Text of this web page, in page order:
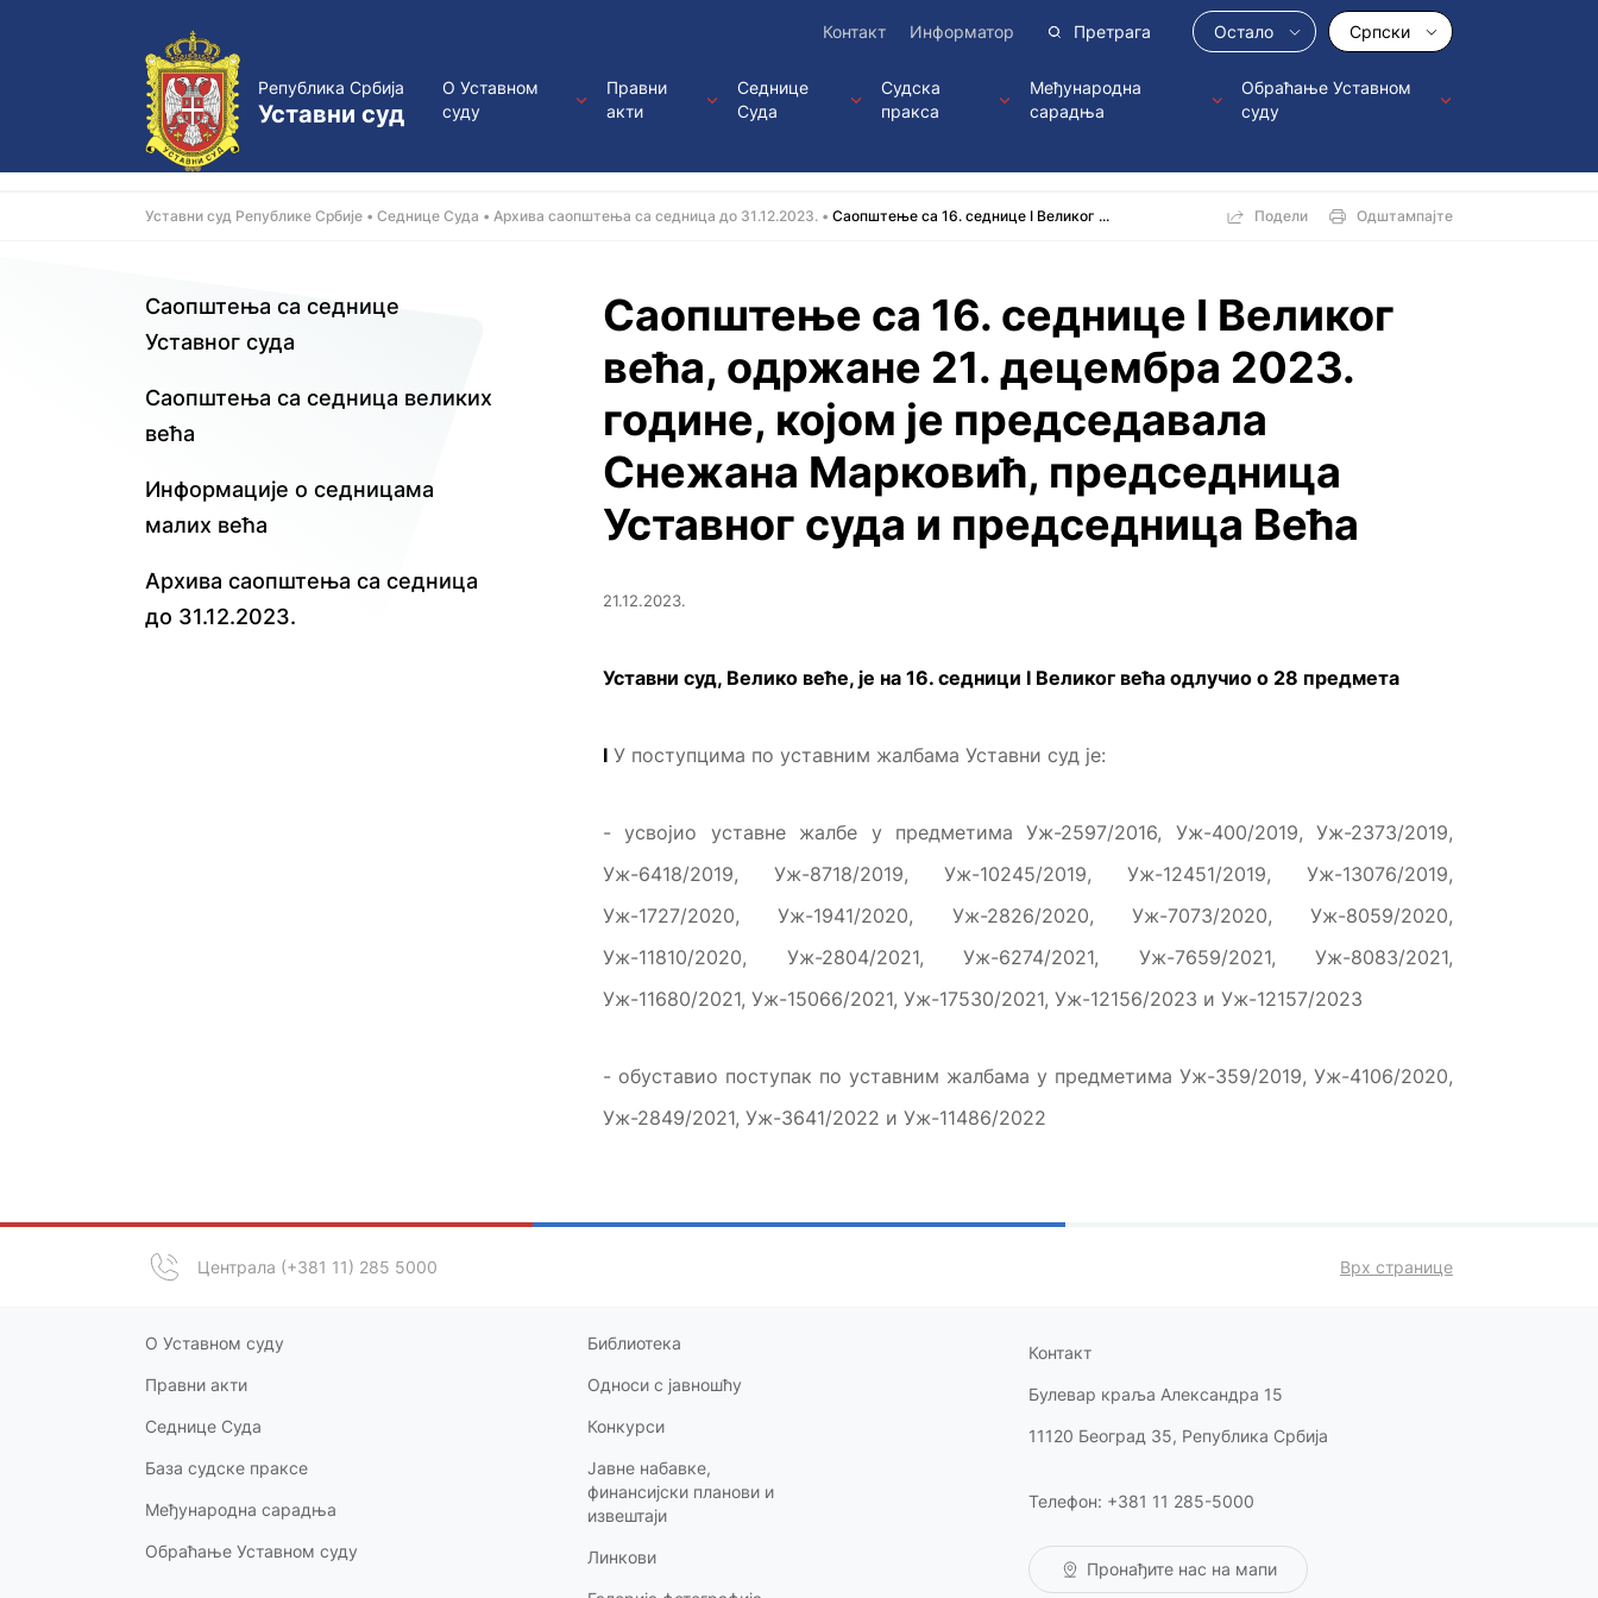
Република Србија
Уставни суд
Контакт Информатор Остало Српски
О Уставном
суду
Правни
акти
Седнице
Суда
Судска
пракса
Међународна
сарадња
Обраћање Уставном
суду
Уставни суд Републике Србије Седнице Суда Архива саопштења са седница до 31.12.2023. Саопштење са 16. седницe I Великог ... Подели Одштампајте
Саопштење са 16. седницe I Великог
већа, одржанe 21. децембра 2023.
године, којoм је председавала
Снежана Марковић, председница
Уставног суда и председница Већа
21.12.2023.
Уставни суд, Велико веће, је на 16. седници I Великог већа одлучио о 28 предмета
I У поступцима по уставним жалбама Уставни суд је:
- усвојио уставне жалбе у предметима Уж-2597/2016, Уж-400/2019, Уж-2373/2019,
Уж-6418/2019, Уж-8718/2019, Уж-10245/2019, Уж-12451/2019, Уж-13076/2019,
Уж-1727/2020, Уж-1941/2020, Уж-2826/2020, Уж-7073/2020, Уж-8059/2020,
Уж-11810/2020, Уж-2804/2021, Уж-6274/2021, Уж-7659/2021, Уж-8083/2021,
Уж-11680/2021, Уж-15066/2021, Уж-17530/2021, Уж-12156/2023 и Уж-12157/2023
- обуставио поступак по уставним жалбама у предметима Уж-359/2019, Уж-4106/2020,
Уж-2849/2021, Уж-3641/2022 и Уж-11486/2022
Саопштења са седнице
Уставног суда
Саопштења са седница великих
већа
Информације о седницама
малих већa
Архива саопштења са седница
до 31.12.2023.
Централа (+381 11) 285 5000 Врх странице
О Уставном суду
Правни акти
Седнице Суда
База судске праксе
Међународна сарадња
Обраћање Уставном суду
Библиотека
Односи с јавношћу
Конкурси
Јавне набавке,
финансијски планови и
извештаји
Линкови
Контакт
Булевар краља Александра 15
11120 Београд 35, Република Србија
Телефон: +381 11 285-5000
Пронађите нас на мапи